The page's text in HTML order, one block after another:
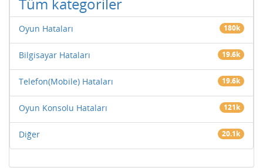
Oyun Hataları 180k
Bilgisayar Hataları 19.6k
Telefon(Mobile) Hataları 19.6k
Oyun Konsolu Hataları 121k
Diğer 20.1k